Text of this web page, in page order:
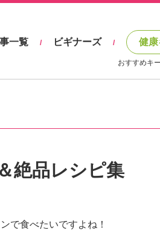
一覧 / ビギナーズ / 健
おすすめキ
絶品レシピ集
で食べたいですよね！